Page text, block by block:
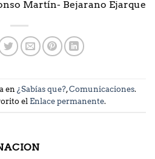
Martín- Bejarano Ejarque
en ¿Sabías que?,Comunicaciones.
el Enlace permanente.